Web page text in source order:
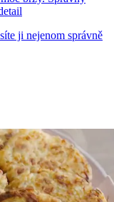
ji nejenom správně